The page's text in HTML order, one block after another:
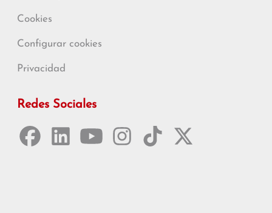
Cookies
Configurar cookies
Privacidad
Redes Sociales